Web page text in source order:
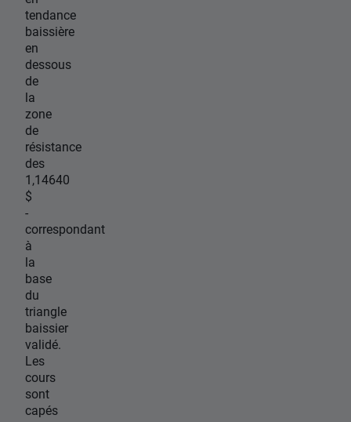
tendance
baissière
en
dessous
de
la
zone
de
résistance
des
1,14640
$
-
correspondant
à
la
base
du
triangle
baissier
validé.
Les
cours
sont
capés